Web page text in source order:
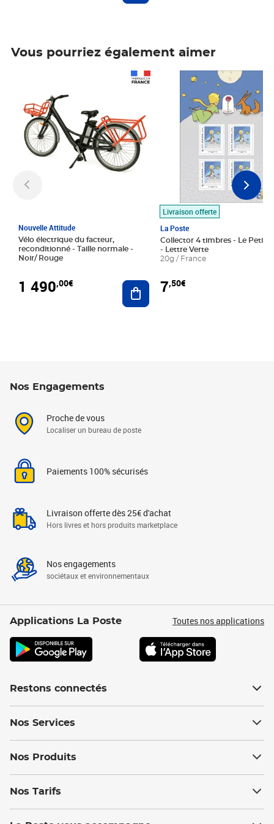
Vous pourriez également aimer
Nouvelle Attitude
Vélo électrique du facteur,
reconditionné - Taille normale -
Noir/ Rouge
1 490,00€ Ajouter au panier
Livraison offerte
La Poste
Collector 4 timbres - Le Petit
- Lettre Verte
20g / France
7,50€
Prix 7,50€
Nos Engagements
Proche de vous
Localiser un bureau de poste
Paiements 100% sécurisés
Livraison offerte dès 25€ d'achat
Hors livres et hors produits marketplace
Nos engagements
sociétaux et environnementaux
Applications La Poste Toutes nos applications
Restons connectés
Nos Services
Nos Produits
Nos Tarifs